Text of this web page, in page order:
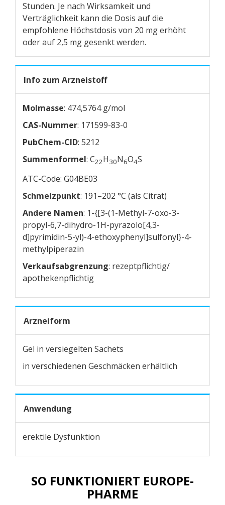
Stunden. Je nach Wirksamkeit und
Verträglichkeit kann die Dosis auf die
empfohlene Höchstdosis von 20 mg erhöht
oder auf 2,5 mg gesenkt werden.
Info zum Arzneistoff
Molmasse: 474,5764 g/mol
CAS-Nummer: 171599-83-0
PubChem-CID: 5212
Summenformel: C22H30N6O4S
ATC-Code: G04BE03
Schmelzpunkt: 191–202 °C (als Citrat)
Andere Namen: 1-{[3-(1-Methyl-7-oxo-3-
propyl-6,7-dihydro-1H-pyrazolo[4,3-
d]pyrimidin-5-yl)-4-ethoxyphenyl]sulfonyl}-4-
methylpiperazin
Verkaufsabgrenzung: rezeptpflichtig/
apothekenpflichtig
Arzneiform
Gel in versiegelten Sachets
in verschiedenen Geschmäcken erhältlich
Anwendung
erektile Dysfunktion
SO FUNKTIONIERT EUROPE-
PHARME